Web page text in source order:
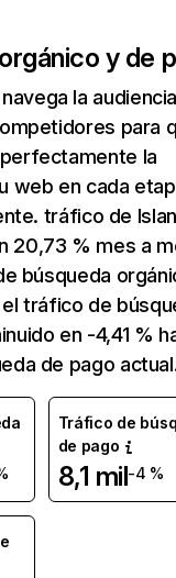
y de
la
para
la
web en cada
tráfico de
20,73 % mes a
búsqueda
tráfico de
en -4,41 %
de pago
Tráfico de
de pago
8,1 mil-4 %